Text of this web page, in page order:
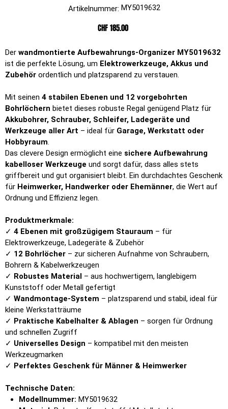
Artikelnummer: Artikelnummer:
MY5019632
MY5019632
Preis
CHF 185.00
Der wandmontierte Aufbewahrungs-Organizer MY5019632
ist die perfekte Lösung, um Elektrowerkzeuge, Akkus und
Zubehör ordentlich und platzsparend zu verstauen.
Mit seinen 4 stabilen Ebenen und 12 vorgebohrten
Bohrlöchern bietet dieses robuste Regal genügend Platz für
Akkubohrer, Schrauber, Schleifer, Ladegeräte und
Werkzeuge aller Art – ideal für Garage, Werkstatt oder
Hobbyraum.
Das clevere Design ermöglicht eine sichere Aufbewahrung
kabelloser Werkzeuge und sorgt dafür, dass alles stets
griffbereit und gut organisiert bleibt. Ein durchdachtes Geschenk
für Heimwerker, Handwerker oder Ehemänner, die Wert auf
Ordnung und Effizienz legen.
Produktmerkmale:
✓ 4 Ebenen mit großzügigem Stauraum – für
Elektrowerkzeuge, Ladegeräte & Zubehör
✓ 12 Bohrlöcher – zur sicheren Aufnahme von Schraubern,
Bohrern & Kabelwerkzeugen
✓ Robustes Material – aus hochwertigem, langlebigem
Kunststoff oder Metall gefertigt
✓ Wandmontage-System – platzsparend und stabil, ideal für
kleine Werkstatträume
✓ Praktische Kabelhalter & Ablagen – sorgen für Ordnung
und schnellen Zugriff
✓ Universelles Design – kompatibel mit den meisten
Werkzeugmarken
✓ Perfektes Geschenk für Männer & Heimwerker
Technische Daten:
Modellnummer: MY5019632